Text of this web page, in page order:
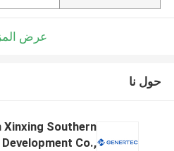
عرض
حول نا
Xinxing Southern
Co.,